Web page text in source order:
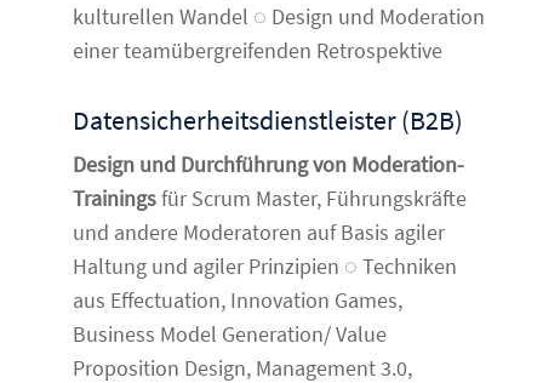
kulturellen Wandel ◌ Design und Moderation
einer teamübergreifenden Retrospektive
Datensicherheitsdienstleister (B2B)
Design und Durchführung von Moderation-
Trainingsfür Scrum Master, Führungskräfte
und andere Moderatoren auf Basis agiler
Haltung und agiler Prinzipien ◌ Techniken
aus Effectuation, Innovation Games,
Business Model Generation/ Value
Proposition Design, Management 3.0,